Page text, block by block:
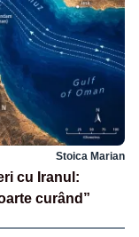
Stoica Marian
cu Iranul:
curând”